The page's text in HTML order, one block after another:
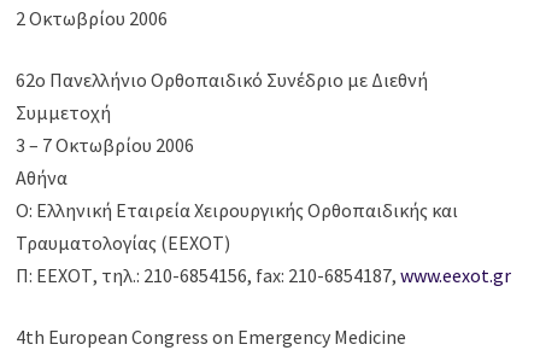
2 Οκτωβρίου 2006
62ο Πανελλήνιο Ορθοπαιδικό Συνέδριο με Διεθνή
Συμμετοχή
3 – 7 Οκτωβρίου 2006
Αθήνα
Ο: Ελληνική Εταιρεία Χειρουργικής Ορθοπαιδικής και
Τραυματολογίας (ΕΕΧΟΤ)
Π: ΕΕΧΟΤ, τηλ.: 210-6854156, fax: 210-6854187,www.eexot.gr
4th European Congress on Emergency Medicine